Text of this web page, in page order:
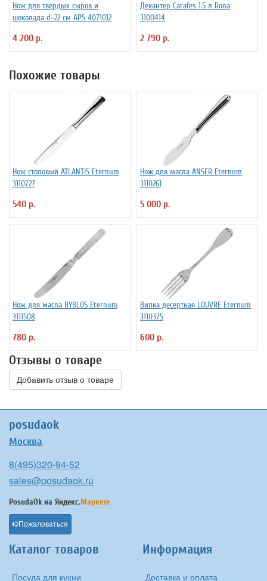
Нож для твердых сыров и
шоколада d=22 см APS 4071012
4 200 р.
Декантер Carafes 1.5 л Rona
3100414
2 790 р.
Похожие товары
Нож столовый ATLANTIS Eternum
3110727
540 р.
Нож для масла ANSER Eternum
3110261
5 000 р.
Нож для масла BYBLOS Eternum
3111508
780 р.
Вилка десертная LOUVRE Eternum
3110375
600 р.
Отзывы о товаре
Добавить отзыв о товаре
posudaok
Москва
8(495)320-94-52
sales@posudaok.ru
PosudaOk на Яндекс.Маркете
Пожаловаться
Каталог товаров
Посуда для кухни
Информация
Доставка и оплата